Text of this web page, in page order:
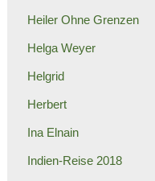
Heiler Ohne Grenzen
Helga Weyer
Helgrid
Herbert
Ina Elnain
Indien-Reise 2018